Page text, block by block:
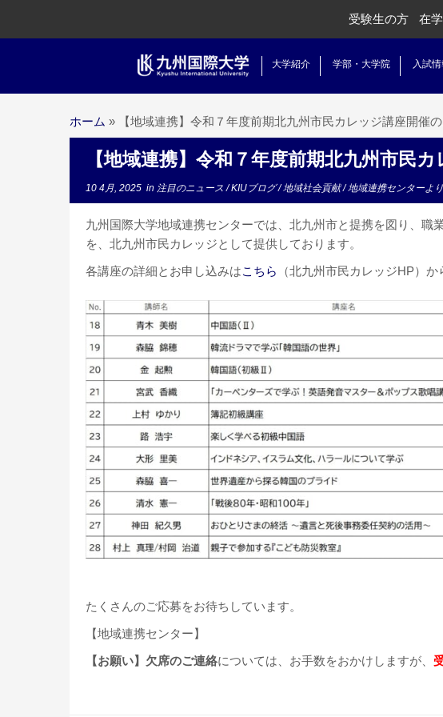
受験生の方 在
大学紹介 学部・大学院 入試情
ホーム » 【地域連携】令和７年度前期北九州市民カレッジ講座開催
【地域連携】令和７年度前期北九州市民
10 4月, 2025 in 注目のニュース/KIUブログ/地域社会貢献/地域連携センターよ
九州国際大学地域連携センターでは、北九州市と提携を図り、職
を、北九州市民カレッジとして提供しております。
各講座の詳細とお申し込みはこちら （北九州市民カレッジHP）か
たくさんのご応募をお待ちしています。
【地域連携センター】
【お願い】欠席のご連絡については、お手数をおかけしますが、